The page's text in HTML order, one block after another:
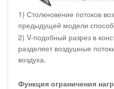
1) Столкновение потоков
предыдущей модели
2) V-подобный разрез в
разделяет воздушные
воздуха.
Функция ограничения